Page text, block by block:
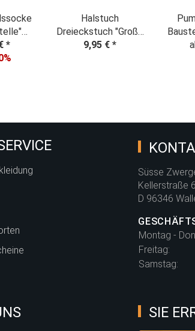
*
Halstuch
Dreieckstuch "Große
Baustelle" Denim Look
9,95 € *
Süsse
Kellerstraße 6
D 96346
Montag -
Freitag:
Samstag:
SIE